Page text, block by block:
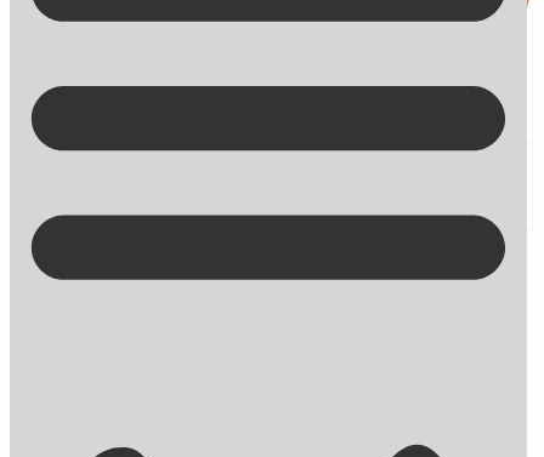
Kontakt på +45 70 13 63 23
3 kanaler, du kan lave remarketing